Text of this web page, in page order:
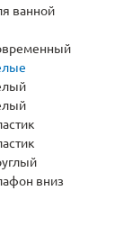
ванной
вниз